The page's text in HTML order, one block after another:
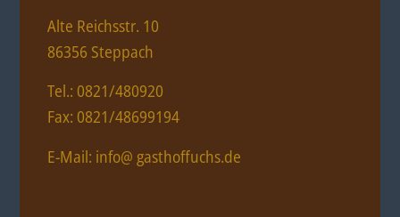
Alte Reichsstr. 10
86356 Steppach
Tel.: 0821/480920
Fax: 0821/48699194
E-Mail: info@ gasthoffuchs.de